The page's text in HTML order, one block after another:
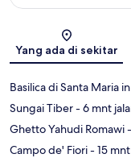
Yang ada di sekitar
Basilica di Santa Maria
Sungai Tiber- 6 mnt
Ghetto Yahudi Romawi
Campo de' Fiori- 15